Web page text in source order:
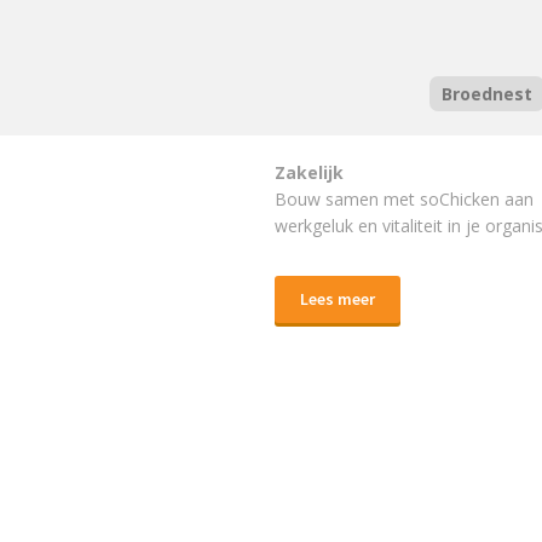
Broednest
Zakelijk
Bouw samen met soChicken aan
werkgeluk en vitaliteit in je
Lees meer